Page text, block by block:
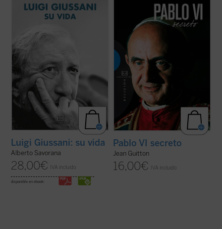
estrechos colaboradores tras años de
intenso trabajo de recopilación de miles de
documentos escritos y de testimonios
Luigi Giussani: su vida
Alberto Savorana
28,00€ IVA incluido
disponible en ebook:
recoge las notas tomadas por Jean Guitton
a lo largo de veintisiete años (1950-1977)
de encuentros con Montini, de quien fue
amigo, y quien le confió sus ...
(ver ficha)
Pablo VI secreto
Jean Guitton
16,00€ IVA incluido